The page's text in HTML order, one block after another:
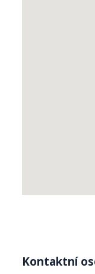
Kontaktní